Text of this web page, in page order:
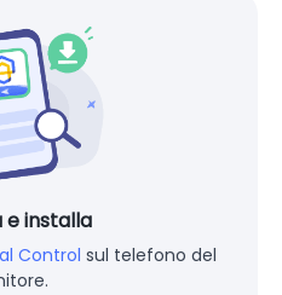
e installa
Control sul telefono del